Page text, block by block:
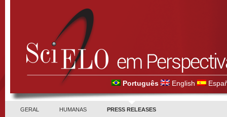
Português English
GERAL HUMANAS PRESS RELEASES